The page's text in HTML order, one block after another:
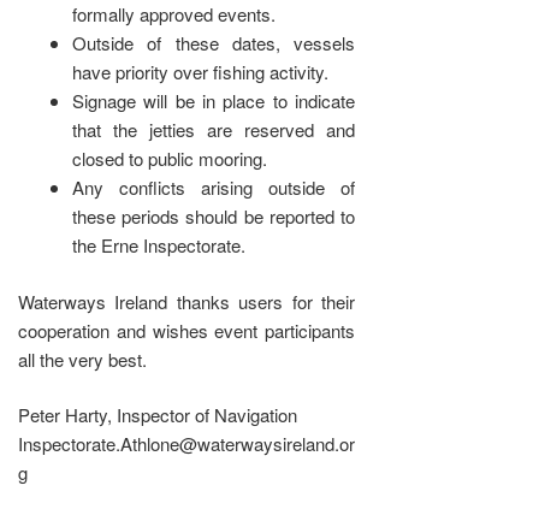
formally approved events.
Outside of these dates, vessels
have priority over fishing activity.
Signage will be in place to indicate
that the jetties are reserved and
closed to public mooring.
Any conflicts arising outside of
these periods should be reported to
the Erne Inspectorate.
Waterways Ireland thanks users for their
cooperation and wishes event participants
all the very best.
Peter Harty, Inspector of Navigation
Inspectorate.Athlone@waterwaysireland.or
g